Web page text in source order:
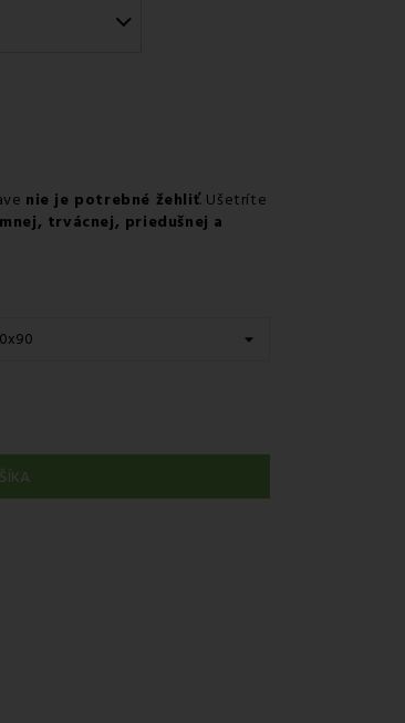
na adresu
nie je potrebné žehliť. Ušetríte
trvácnej, priedušnej a